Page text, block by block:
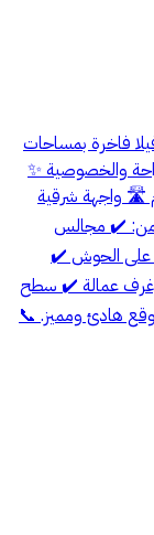
فاخرة بمساحات
والخصوصية ✨
حي الندى – الدمام 📐 المساحة: 500م 🛣️ واجهة شرقية
تتكون الفيلا من: ✔️ مجالس
على الحوش ✔️
عمالة ✔️ سطح
هادئ ومميز. 📞